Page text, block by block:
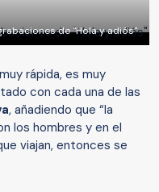
de "Hola y adiós"
rápida, es muy
con cada una de las
, añadiendo que “la
los hombres y en el
viajan, entonces se